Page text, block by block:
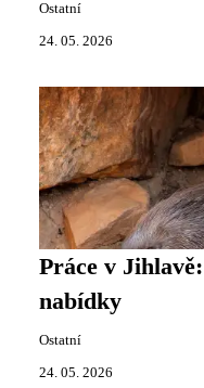
Ostatní
24. 05. 2026
Práce v
nabídky
Ostatní
24. 05. 2026